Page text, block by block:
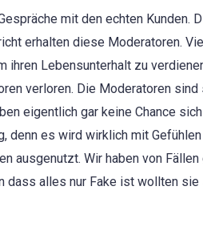
mit den echten Kunden.
erhalten diese Moderatoren.
ihren Lebensunterhalt zu
verloren. Die Moderatoren
eigentlich gar keine Chance
denn es wird wirklich mit
ausgenutzt. Wir haben von
dass alles nur Fake ist wollten